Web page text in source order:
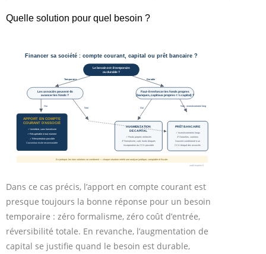
Quelle solution pour quel besoin ?
Dans ce cas précis, l’apport en compte courant est
presque toujours la bonne réponse pour un besoin
temporaire : zéro formalisme, zéro coût d’entrée,
réversibilité totale. En revanche, l’augmentation de
capital se justifie quand le besoin est durable,